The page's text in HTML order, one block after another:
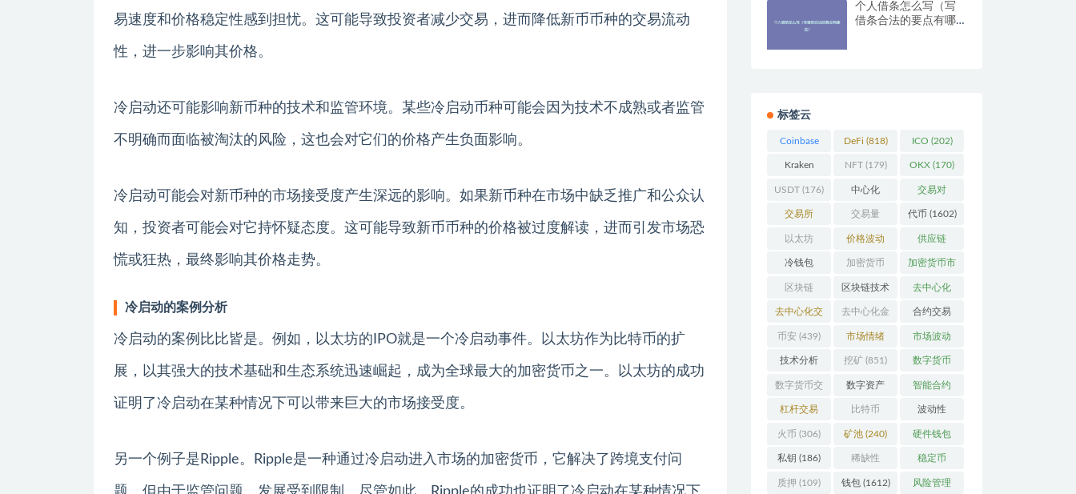
易速度和价格稳定性感到担忧。这可能导致投资者减少交易，进而降低新币币种的交易流动
性，进一步影响其价格。
冷启动还可能影响新币种的技术和监管环境。某些冷启动币种可能会因为技术不成熟或者监管
不明确而面临被淘汰的风险，这也会对它们的价格产生负面影响。
冷启动可能会对新币种的市场接受度产生深远的影响。如果新币种在市场中缺乏推广和公众认
知，投资者可能会对它持怀疑态度。这可能导致新币币种的价格被过度解读，进而引发市场恐
慌或狂热，最终影响其价格走势。
冷启动的案例分析
冷启动的案例比比皆是。例如，以太坊的IPO就是一个冷启动事件。以太坊作为比特币的扩
展，以其强大的技术基础和生态系统迅速崛起，成为全球最大的加密货币之一。以太坊的成功
证明了冷启动在某种情况下可以带来巨大的市场接受度。
另一个例子是Ripple。Ripple是一种通过冷启动进入市场的加密货币，它解决了跨境支付问
个人借条怎么写（写
借条合法的要点有哪
标签云
Coinbase
(206)
DeFi (818) ICO (202)
Kraken
(104)
NFT(179) OKX (170)
USDT (176) 中心化
(3923)
交易对
(359)
交易所
(2164)
交易量
(246)
代币 (1602)
以太坊
(742)
价格波动
(630)
供应链
(118)
冷钱包
(175)
加密货币
(5442)
加密货币市
场(701)
区块链
(4599)
区块链技术
(528)
去中心化
(4087)
去中心化交
易所 (196)
去中心化金
融(111)
合约交易
(182)
币安 (439) 市场情绪
(337)
市场波动
(279)
技术分析
(148)
挖矿 (851) 数字货币
(8679)
数字货币交
易(150)
数字资产
(286)
智能合约
(532)
杠杆交易
(231)
比特币
(2378)
波动性
(352)
火币 (306) 矿池 (240) 硬件钱包
(170)
私钥 (186) 稀缺性
(193)
稳定币
(113)
质押 (109) 钱包(1612) 风险管理